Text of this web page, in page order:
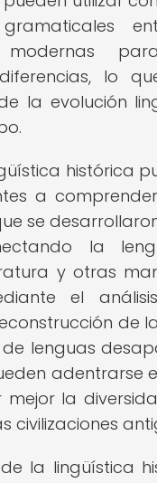
lo
la evolución
histórica
a
se
la
y otras
el
de
lenguas
adentrarse
la
civilizaciones
la lingüística